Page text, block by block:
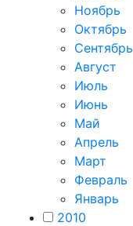
Ноябрь
Октябрь
Сентябрь
Август
Июль
Июнь
Май
Апрель
Март
Февраль
Январь
2010